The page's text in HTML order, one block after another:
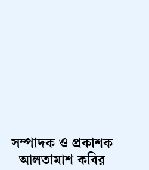
সম্পাদক ও প্রকাশক
আলতামাশ কবির